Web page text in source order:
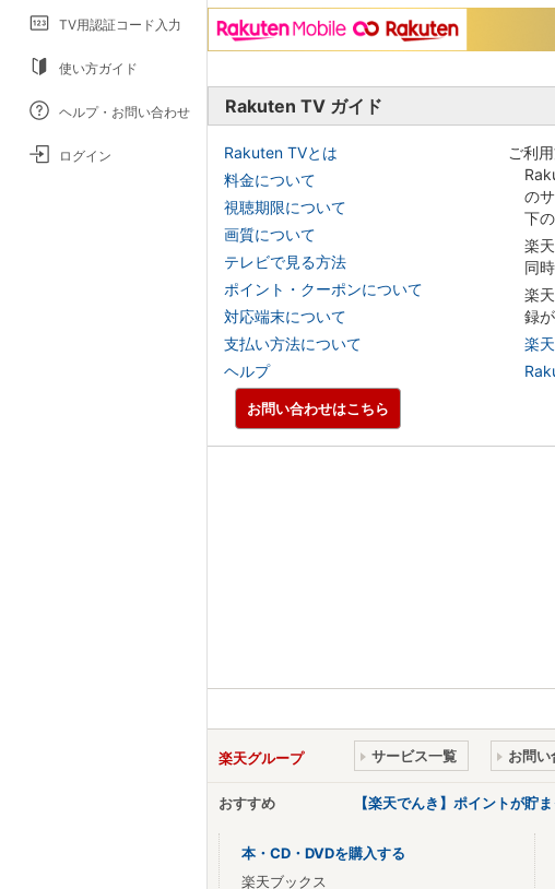
TV用認証コード入力
使い方ガイド
ヘルプ・お問い合わせ
ログイン
Rakuten TV ガイド
Rakuten TVとは
料金について
視聴期限について
画質について
テレビで見る方法
ポイント・クーポンについて
対応端末について
支払い方法について
ヘルプ
ご利
の
下
楽
同
楽
録
楽
お問い合わせはこちら
楽天グループ サービス一覧 お問い
おすすめ 【楽天でんき】ポイントが貯
本・CD・DVDを購入する
楽天ブックス